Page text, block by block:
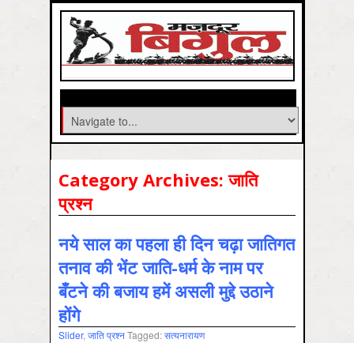
Category Archives:जाति
प्रश्‍न
नये साल का पहला ही दिन चढ़ा जातिगत
तनाव की भेंट जाति-धर्म के नाम पर
बँटने की बजाय हमें असली मुद्दे उठाने
होंगे
Slider, जाति प्रश्‍नTagged:सत्‍यनारायण